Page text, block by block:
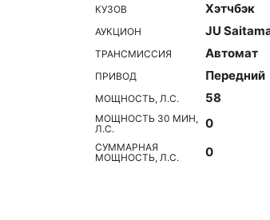
КУЗОВ Хэтчбэк
АУКЦИОН JU
ТРАНСМИССИЯ Автомат
ПРИВОД Передний
МОЩНОСТЬ, Л.С. 58
МОЩНОСТЬ 30 МИН,
Л.С.
0
СУММАРНАЯ
МОЩНОСТЬ, Л.С.
0